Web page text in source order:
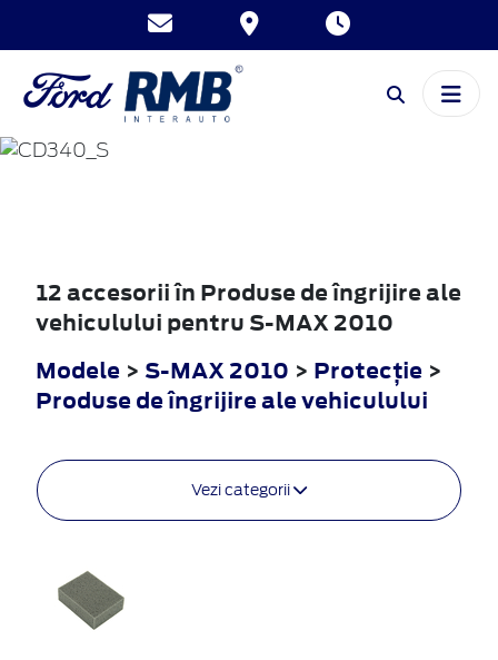
S-MAX
12 accesorii în Produse de îngrijire ale
vehiculului pentru S-MAX 2010
Modele > S-MAX 2010 > Protecţie >
Produse de îngrijire ale vehiculului
Vezi categorii